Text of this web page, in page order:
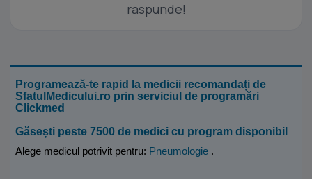
raspunde!
Programează-te rapid la medicii recomandați de
SfatulMedicului.ro prin serviciul de programări
Clickmed
Găsești peste 7500 de medici cu program disponibil
Alege medicul potrivit pentru: Pneumologie .